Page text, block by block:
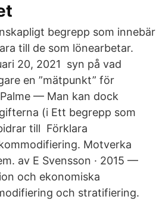
begrepp som innebär
till de som lönearbetar.
20, 2021 syn på vad
en ”mätpunkt” för
— Man kan dock
(i Ett begrepp som
till Förklara
Motverka
av E Svensson · 2015 —
och ekonomiska
och stratifiering.